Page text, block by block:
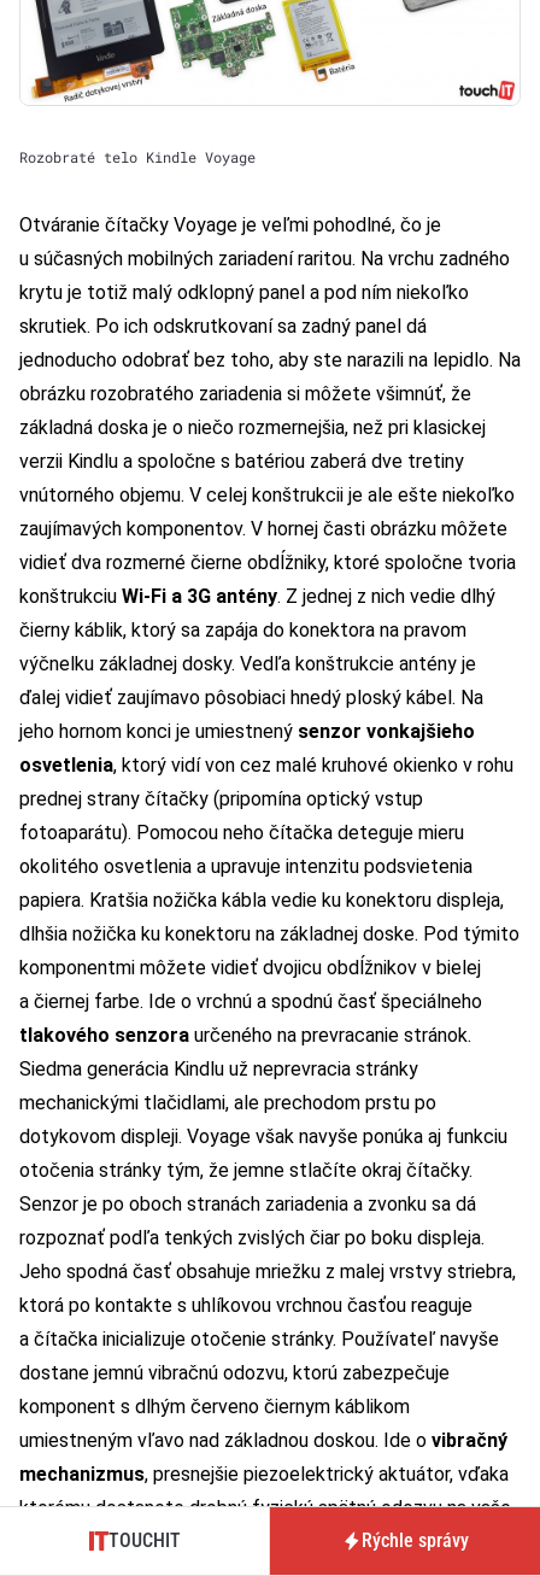
Rozobraté telo Kindle Voyage
Otváranie čítačky Voyage je veľmi pohodlné, čo je
u súčasných mobilných zariadení raritou. Na vrchu zadného
krytu je totiž malý odklopný panel a pod ním niekoľko
skrutiek. Po ich odskrutkovaní sa zadný panel dá
jednoducho odobrať bez toho, aby ste narazili na lepidlo. Na
obrázku rozobratého zariadenia si môžete všimnúť, že
základná doska je o niečo rozmernejšia, než pri klasickej
verzii Kindlu a spoločne s batériou zaberá dve tretiny
vnútorného objemu. V celej konštrukcii je ale ešte niekoľko
zaujímavých komponentov. V hornej časti obrázku môžete
vidieť dva rozmerné čierne obdĺžniky, ktoré spoločne tvoria
konštrukciu Wi-Fi a 3G antény. Z jednej z nich vedie dlhý
čierny káblik, ktorý sa zapája do konektora na pravom
výčnelku základnej dosky. Vedľa konštrukcie antény je
ďalej vidieť zaujímavo pôsobiaci hnedý ploský kábel. Na
jeho hornom konci je umiestnený senzor vonkajšieho
osvetlenia, ktorý vidí von cez malé kruhové okienko v rohu
prednej strany čítačky (pripomína optický vstup
fotoaparátu). Pomocou neho čítačka deteguje mieru
okolitého osvetlenia a upravuje intenzitu podsvietenia
papiera. Kratšia nožička kábla vedie ku konektoru displeja,
dlhšia nožička ku konektoru na základnej doske. Pod týmito
komponentmi môžete vidieť dvojicu obdĺžnikov v bielej
a čiernej farbe. Ide o vrchnú a spodnú časť špeciálneho
tlakového senzora určeného na prevracanie stránok.
Siedma generácia Kindlu už neprevracia stránky
mechanickými tlačidlami, ale prechodom prstu po
dotykovom displeji. Voyage však navyše ponúka aj funkciu
otočenia stránky tým, že jemne stlačíte okraj čítačky.
Senzor je po oboch stranách zariadenia a zvonku sa dá
rozpoznať podľa tenkých zvislých čiar po boku displeja.
Jeho spodná časť obsahuje mriežku z malej vrstvy striebra,
ktorá po kontakte s uhlíkovou vrchnou časťou reaguje
a čítačka inicializuje otočenie stránky. Používateľ navyše
dostane jemnú vibračnú odozvu, ktorú zabezpečuje
komponent s dlhým červeno čiernym káblikom
umiestneným vľavo nad základnou doskou. Ide o vibračný
mechanizmus, presnejšie piezoelektrický aktuátor, vďaka
ktorému dostanete drobnú fyzickú spätnú odozvu na vaše
akcie. Jeho výrobcom je hongkonská spoločnosť AAC
TOUCHIT Rýchle správy